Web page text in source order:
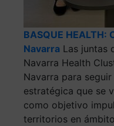
BASQUE
Navarra Las juntas
Navarra Health
Navarra para
estratégica que se
como objetivo
territorios en